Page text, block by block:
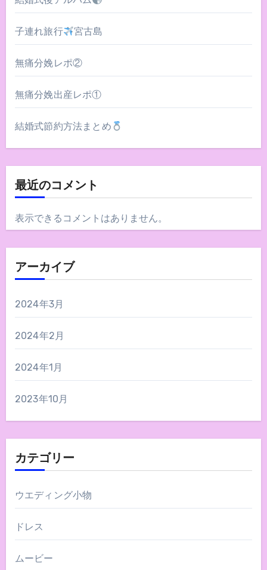
子連れ旅行 宮古島
無痛分娩レポ②
無痛分娩出産レポ①
結婚式節約方法まとめ
最近のコメント
表示できるコメントはありません。
アーカイブ
2024年3月
2024年2月
2024年1月
2023年10月
カテゴリー
ウエディング小物
ドレス
ムービー